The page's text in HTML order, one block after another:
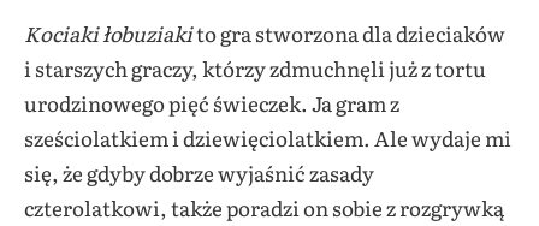
Kociaki łobuziakito gra stworzona dla dzieciaków
i starszych graczy, którzy zdmuchnęli już z tortu
urodzinowego pięć świeczek. Ja gram z
sześciolatkiem i dziewięciolatkiem. Ale wydaje mi
się, że gdyby dobrze wyjaśnić zasady
czterolatkowi, także poradzi on sobie z rozgrywką